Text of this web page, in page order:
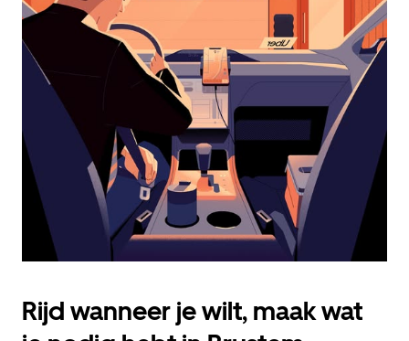
datum
te
selecteren.
Druk
Escape
agenda
te
sluiten.
Rijd wanneer je wilt, maak wat